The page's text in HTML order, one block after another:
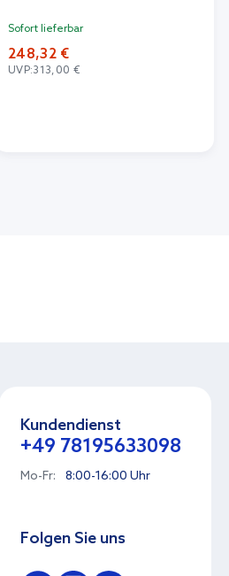
Sofort lieferbar
248,32 €
UVP:313,00 €
Kundendienst
+49 78195633098
Mo-Fr: 8:00-16:00 Uhr
Folgen Sie uns